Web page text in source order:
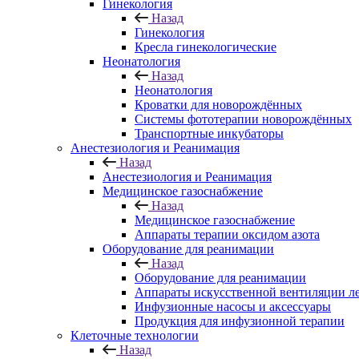
Гинекология
Назад
Гинекология
Кресла гинекологические
Неонатология
Назад
Неонатология
Кроватки для новорождённых
Системы фототерапии новорождённых
Транспортные инкубаторы
Анестезиология и Реанимация
Назад
Анестезиология и Реанимация
Медицинское газоснабжение
Назад
Медицинское газоснабжение
Аппараты терапии оксидом азота
Оборудование для реанимации
Назад
Оборудование для реанимации
Аппараты искусственной вентиляции
Инфузионные насосы и аксессуары
Продукция для инфузионной терапии
Клеточные технологии
Назад